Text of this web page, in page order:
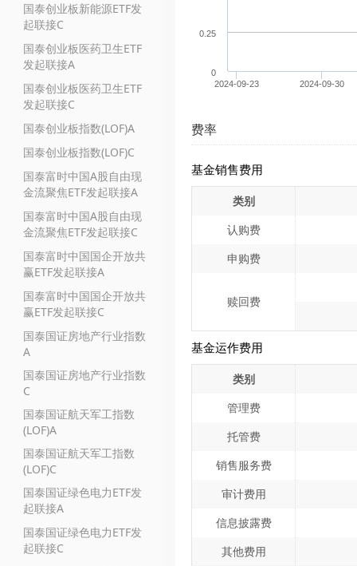
国泰创业板新能源ETF发
起联接C
国泰创业板医药卫生ETF
发起联接A
国泰创业板医药卫生ETF
发起联接C
国泰创业板指数(LOF)A
国泰创业板指数(LOF)C
国泰富时中国A股自由现
金流聚焦ETF发起联接A
国泰富时中国A股自由现
金流聚焦ETF发起联接C
国泰富时中国国企开放共
赢ETF发起联接A
国泰富时中国国企开放共
赢ETF发起联接C
国泰国证房地产行业指数
A
国泰国证房地产行业指数
C
国泰国证航天军工指数
(LOF)A
国泰国证航天军工指数
(LOF)C
国泰国证绿色电力ETF发
起联接A
国泰国证绿色电力ETF发
起联接C
2024-09-23 2024-09-30
0
0.25
费率
基金销售费用
类别
认购费
申购费
赎回费
基金运作费用
类别
管理费
托管费
销售服务费
审计费用
信息披露费
其他费用